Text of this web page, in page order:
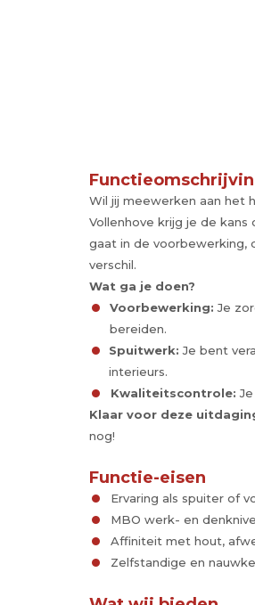
Wil jij meewerken aan het
Vollenhove krijg je de
gaat in de voorbewerking,
verschil.
Wat ga je doen?
Voorbewerking: Je
bereiden.
Spuitwerk: Je bent
interieurs.
Kwaliteitscontrole:
Klaar voor deze
nog!
Functie-eisen
Ervaring als spuiter of
MBO werk- en
Affiniteit met hout,
Zelfstandige en